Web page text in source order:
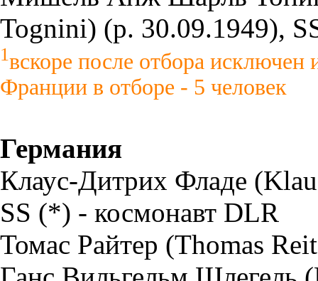
Tognini) (р. 30.09.1949),
1вскоре после отбора
Франции в отборе - 5 человек
Германия
Клаус-Дитрих Фладе
SS (*) - космонавт DLR
Томас Райтер (Thomas